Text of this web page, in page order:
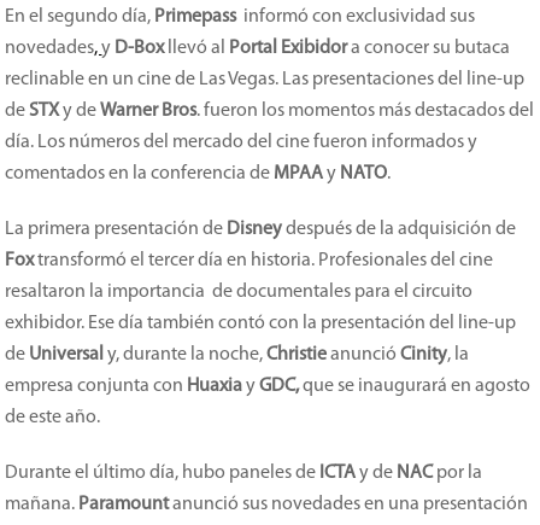
En el segundo día, Primepassinformó con exclusividad sus
novedades,y D-Boxllevó al Portal Exibidora conocer su butaca
reclinable en un cine de Las Vegas. Las presentaciones del line-up
deSTXy deWarner Bros. fueron los momentos más destacados del
día. Los números del mercado del cine fueron informados y
comentados en la conferencia de MPAAy NATO.
La primera presentación de Disneydespués de la adquisición de
Foxtransformó el tercer día en historia. Profesionales del cine
resaltaron la importancia de documentales para el circuito
exhibidor. Ese día también contó con la presentación del line-up
de Universal y, durante la noche,ChristieanuncióCinity, la
empresa conjunta con HuaxiayGDC,que se inaugurará en agosto
de este año.
Durante el último día, hubo paneles de ICTAy de NACpor la
mañana. Paramountanunció sus novedades en una presentación